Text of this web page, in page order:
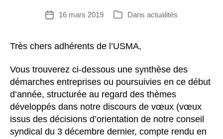
Date16 mars 2019 Catégories
Dans actualités
Très chers adhérents de l’USMA,
Vous trouverez ci-dessous une synthèse des
démarches entreprises ou poursuivies en ce début
d’année, structurée au regard des thèmes
développés dans notre discours de vœux (vœux
issus des décisions d’orientation de notre conseil
syndical du 3 décembre dernier, compte rendu en